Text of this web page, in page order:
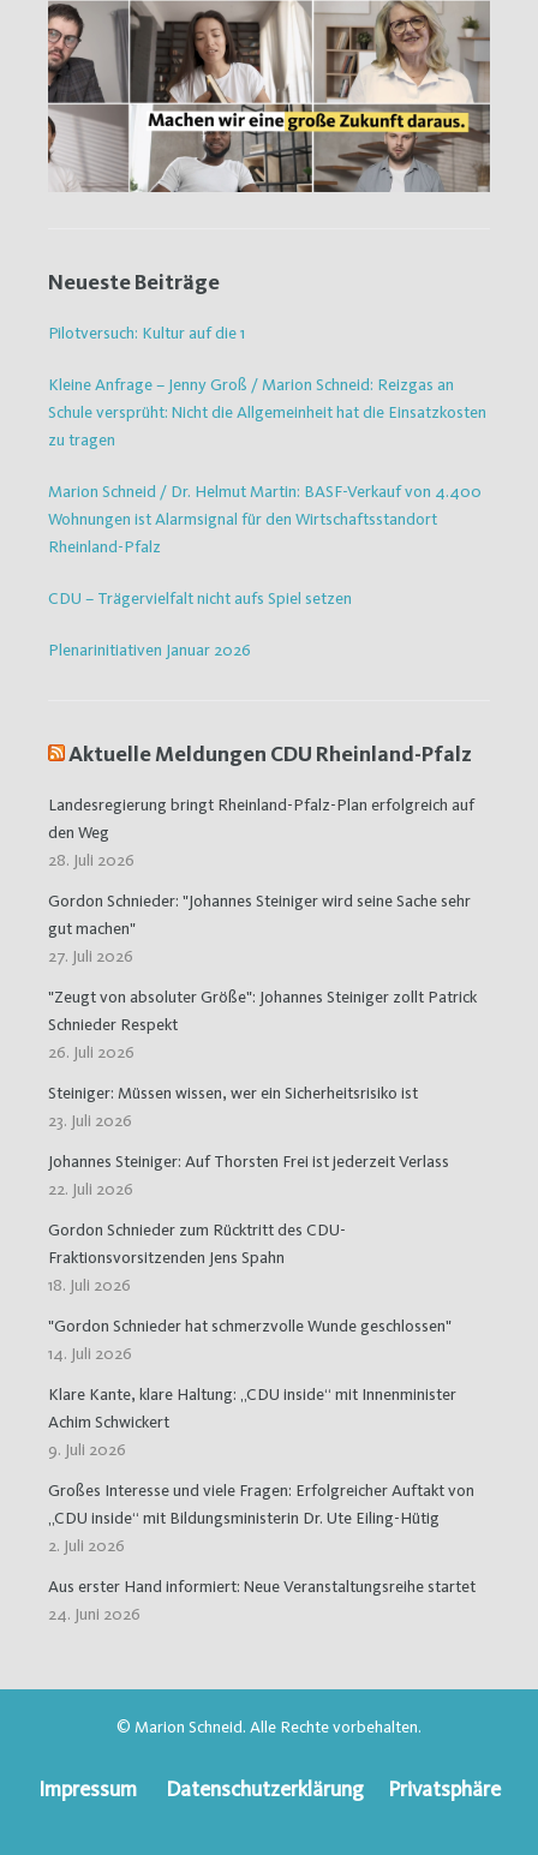
Neueste Beiträge
Pilotversuch: Kultur auf die 1
Kleine Anfrage – Jenny Groß / Marion Schneid: Reizgas an
Schule versprüht: Nicht die Allgemeinheit hat die Einsatzkosten
zu tragen
Marion Schneid / Dr. Helmut Martin: BASF-Verkauf von 4.400
Wohnungen ist Alarmsignal für den Wirtschaftsstandort
Rheinland-Pfalz
CDU – Trägervielfalt nicht aufs Spiel setzen
Plenarinitiativen Januar 2026
Aktuelle Meldungen CDU Rheinland-Pfalz
Landesregierung bringt Rheinland-Pfalz-Plan erfolgreich auf
den Weg
28. Juli 2026
Gordon Schnieder: "Johannes Steiniger wird seine Sache sehr
gut machen"
27. Juli 2026
"Zeugt von absoluter Größe": Johannes Steiniger zollt Patrick
Schnieder Respekt
26. Juli 2026
Steiniger: Müssen wissen, wer ein Sicherheitsrisiko ist
23. Juli 2026
Johannes Steiniger: Auf Thorsten Frei ist jederzeit Verlass
22. Juli 2026
Gordon Schnieder zum Rücktritt des CDU-
Fraktionsvorsitzenden Jens Spahn
18. Juli 2026
"Gordon Schnieder hat schmerzvolle Wunde geschlossen"
14. Juli 2026
Klare Kante, klare Haltung: „CDU inside“ mit Innenminister
Achim Schwickert
9. Juli 2026
Großes Interesse und viele Fragen: Erfolgreicher Auftakt von
„CDU inside“ mit Bildungsministerin Dr. Ute Eiling-Hütig
2. Juli 2026
Aus erster Hand informiert: Neue Veranstaltungsreihe startet
24. Juni 2026
© Marion Schneid. Alle Rechte vorbehalten.
Impressum Datenschutzerklärung Privatsphäre